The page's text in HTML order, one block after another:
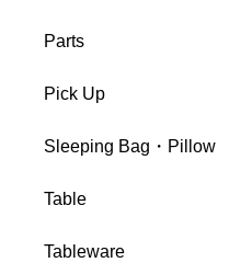
Parts
Pick Up
Sleeping Bag・Pillow
Table
Tableware